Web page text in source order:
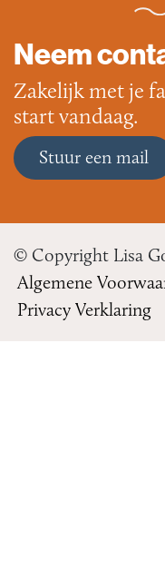
Neem
Zakelijk met je
start vandaag.
Stuur een mail
© Copyright Lisa
Algemene
Privacy Verklaring